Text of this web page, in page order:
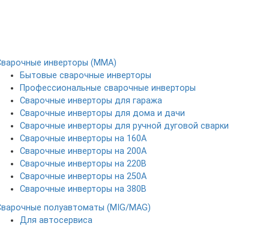
инверторы (MMA)
Бытовые сварочные инверторы
Профессиональные сварочные инверторы
Сварочные инверторы для гаража
Сварочные инверторы для дома и дачи
Сварочные инверторы для ручной дуговой сварки
Сварочные инверторы на 160А
Сварочные инверторы на 200А
Сварочные инверторы на 220В
Сварочные инверторы на 250А
Сварочные инверторы на 380В
полуавтоматы (MIG/MAG)
Для автосервиса